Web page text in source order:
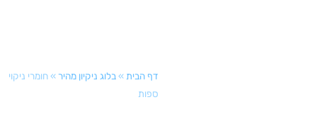
»בלוג ניקיון מהיר »חומרי ניקוי